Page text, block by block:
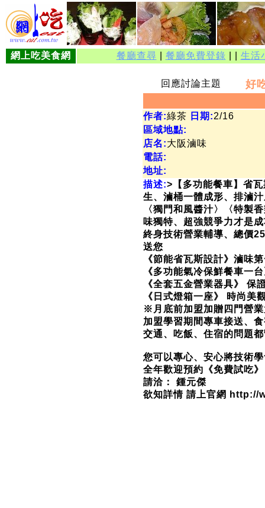
網上吃美食網 餐廳查尋 餐廳免費登錄 生活
回應討論主題 好
作者:綠茶 日期:2/16
區域地點:
店名:大阪滷味
電話:
地址:
描述:>【多功能餐車】省
生、滷桶一體成形、排滷
〈獨門和風醬汁〉〈特製
味獨特、超強競爭力才是
終身技術營業輔導、總價
送您
《節能省瓦斯設計》滷味
《多功能氣冷保鮮餐車一
《全套五金營業器具》 保
《日式燈箱一座》 時尚美
※月底前加盟加贈四門營
加盟學習期間專車接送、
交通、吃飯、住宿的問題
您可以專心、安心將技術
全年歡迎預約《免費試吃》
請洽： 鍾元傑
欲知詳情 請上官網